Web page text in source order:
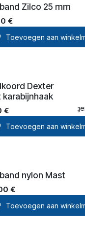
Toevoegen aan
Zilco 25 mm
€
Toevoegen aan
Dexter
karabijnhaak
€
Toevoegen aan
nylon Mast
€
Toevoegen aan